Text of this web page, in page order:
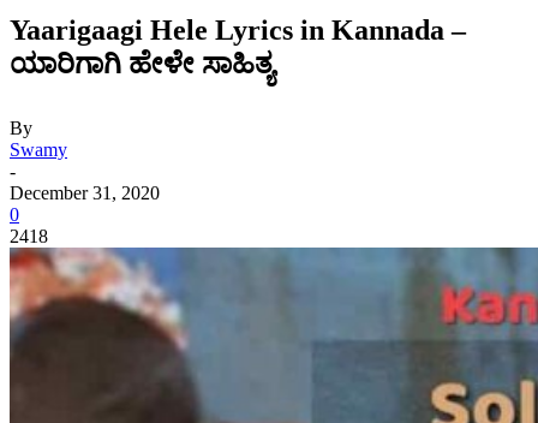
Yaarigaagi Hele Lyrics in Kannada –
ಯಾರಿಗಾಗಿ ಹೇಳೇ ಸಾಹಿತ್ಯ
By
Swamy
-
December 31, 2020
0
2418